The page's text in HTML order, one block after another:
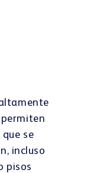
se
incluso
pisos